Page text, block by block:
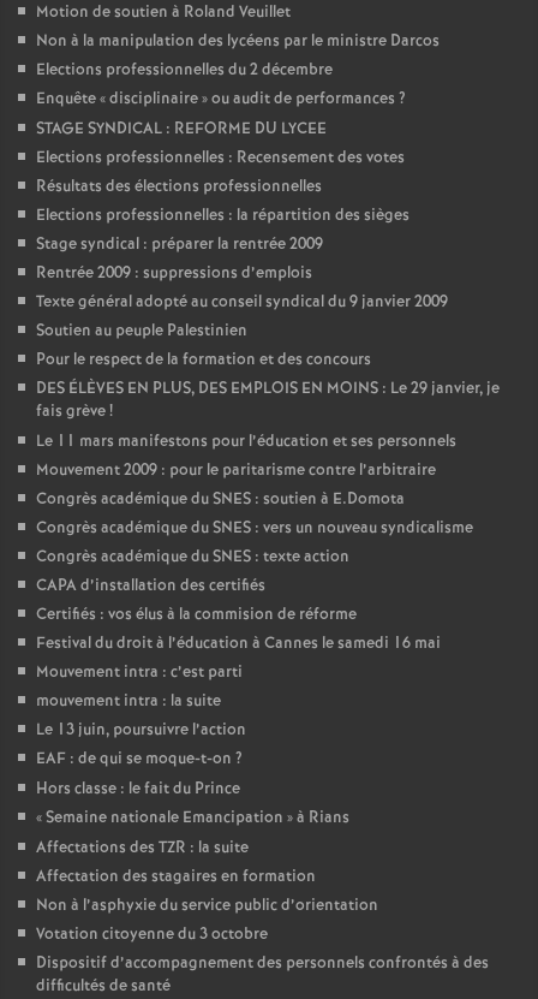
Motion de soutien à Roland Veuillet
Non à la manipulation des lycéens par le ministre Darcos
Elections professionnelles du 2 décembre
Enquête «disciplinaire» ou audit de performances ?
STAGE SYNDICAL : REFORME DU LYCEE
Elections professionnelles : Recensement des votes
Résultats des élections professionnelles
Elections professionnelles : la répartition des sièges
Stage syndical : préparer la rentrée 2009
Rentrée 2009 : suppressions d’emplois
Texte général adopté au conseil syndical du 9 janvier 2009
Soutien au peuple Palestinien
Pour le respect de la formation et des concours
DES ÉLÈVES EN PLUS, DES EMPLOIS EN MOINS : Le 29 janvier, je
fais grève!
Le 11 mars manifestons pour l’éducation et ses personnels
Mouvement 2009 : pour le paritarisme contre l’arbitraire
Congrès académique du SNES : soutien à E.Domota
Congrès académique du SNES : vers un nouveau syndicalisme
Congrès académique du SNES : texte action
CAPA d’installation des certifiés
Certifiés : vos élus à la commision de réforme
Festival du droit à l’éducation à Cannes le samedi 16 mai
Mouvement intra : c’est parti
mouvement intra : la suite
Le 13 juin, poursuivre l’action
EAF : de qui se moque-t-on ?
Hors classe : le fait du Prince
«Semaine nationale Emancipation » à Rians
Affectations des TZR : la suite
Affectation des stagaires en formation
Non à l’asphyxie du service public d’orientation
Votation citoyenne du 3 octobre
Dispositif d’accompagnement des personnels confrontés à des
difficultés de santé